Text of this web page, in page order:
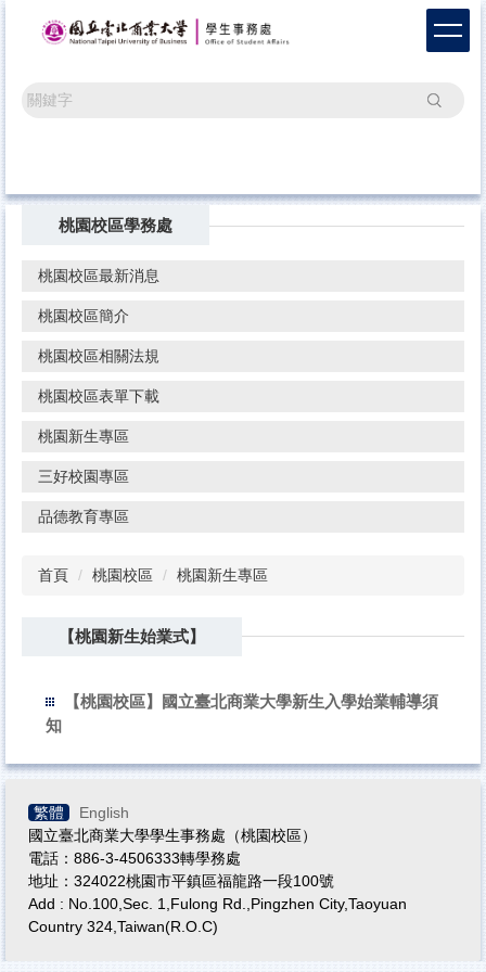
搜尋
桃園校區學務處
桃園校區最新消息
桃園校區簡介
桃園校區相關法規
桃園校區表單下載
桃園新生專區
三好校園專區
品德教育專區
首頁 桃園校區 桃園新生專區
【桃園新生始業式】
【桃園校區】國立臺北商業大學新生入學始業輔導須
知
繁體
English
國立臺北商業大學學生事務處（桃園校區）
電話：886-3-4506333轉學務處
地址：324022桃園市平鎮區福龍路一段100號
Add : No.100,Sec. 1,Fulong Rd.,Pingzhen City,Taoyuan
Country 324,Taiwan(R.O.C)